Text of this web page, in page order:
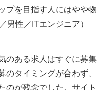
プを目指す人にはやや物
男性／ITエンジニア）
のある求人はすぐに募集
のタイミングが合わず、
のが残念でした。サイト